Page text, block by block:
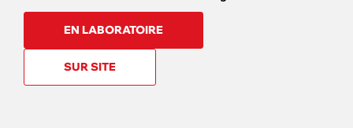
EN LABORATOIRE
SUR SITE